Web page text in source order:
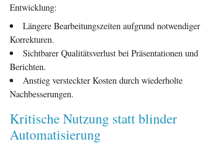
Entwicklung:
Längere Bearbeitungszeiten aufgrund notwendiger
Korrekturen.
Sichtbarer Qualitätsverlust bei Präsentationen und
Berichten.
Anstieg versteckter Kosten durch wiederholte
Nachbesserungen.
Kritische Nutzung statt blinder
Automatisierung